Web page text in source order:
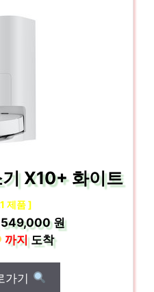
X10+ 화이트
제품 ]
549,000 원
까지도착
가기